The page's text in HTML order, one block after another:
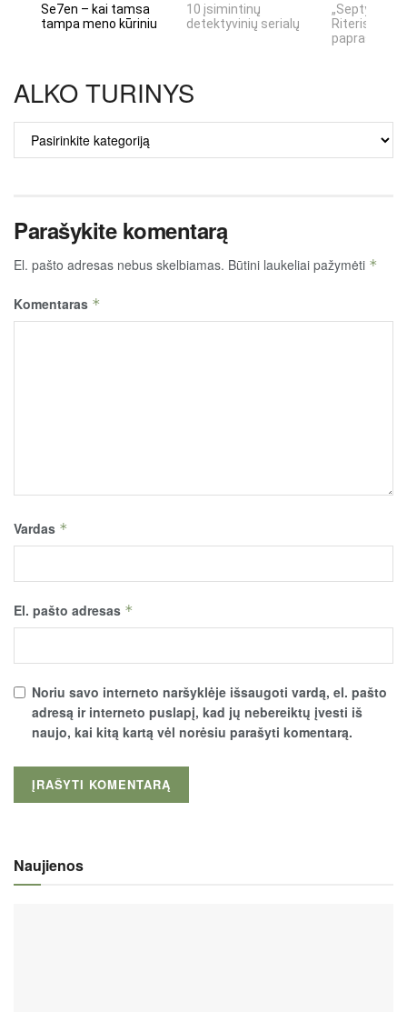
Se7en – kai tamsa
tampa meno kūriniu
10 įsimintinų
detektyvinių serialų
„Septynių
Riteris" – kai
ALKO TURINYS
TURINYS
Parašykite komentarą
El. pašto adresas nebus skelbiamas. Būtini laukeliai pažymėti *
Komentaras *
Vardas *
El. pašto adresas *
Noriu savo interneto naršyklėje išsaugoti vardą, el. pašto
adresą ir interneto puslapį, kad jų nebereiktų įvesti iš
naujo, kai kitą kartą vėl norėsiu parašyti komentarą.
Naujienos